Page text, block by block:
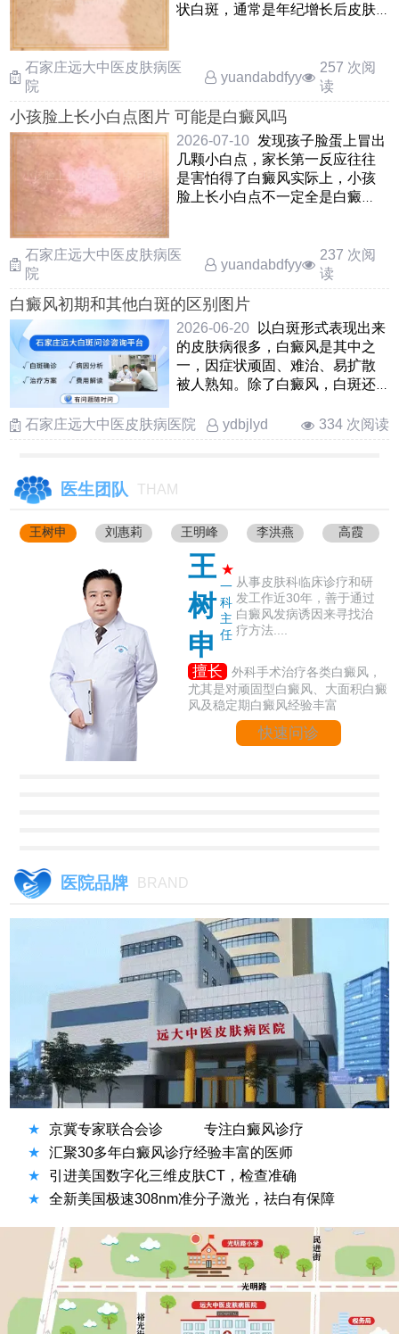
状白斑，通常是年纪增长后皮肤
石家庄远大中医皮肤病医
院
yuandabdfyy
257 次阅
读
小孩脸上长小白点图片 可能是白癜风吗
2026-07-10 发现孩子脸蛋上冒出
几颗小白点，家长第一反应往往
是害怕得了白癜风实际上，小孩
脸上长小白点不一定全是白癜
石家庄远大中医皮肤病医
院
yuandabdfyy
237 次阅
读
白癜风初期和其他白斑的区别图片
2026-06-20
以白斑形式表现出来
的皮肤病很多，白癜风是其中之
一，因症状顽固、难治、易扩散
被人熟知。除了白癜风，白斑还
……
石家庄远大中医皮肤病医院 ydbjlyd 334 次阅读
医生团队 THAM
王树申 刘惠莉 王明峰 李洪燕 高霞
王
树
申
★
一
科
主
任
从事皮肤科临床诊疗和研
发工作近30年，善于通过
白癜风发病诱因来寻找治
疗方法....
擅长
外科手术治疗各类白癜风，
尤其是对顽固型白癜风、大面积白癜
风及稳定期白癜风经验丰富
快速问诊
医院品牌 BRAND
★ 京冀专家联合会诊
专注白癜风诊疗
★
汇聚30多年白癜风诊疗经验丰富的医师
★
引进美国数字化三维皮肤CT，检查准确
★
全新美国极速308nm准分子激光，祛白有保障